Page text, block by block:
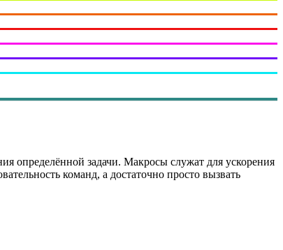
определённой задачи. Макросы служат для ускорения
команд, а достаточно просто вызвать